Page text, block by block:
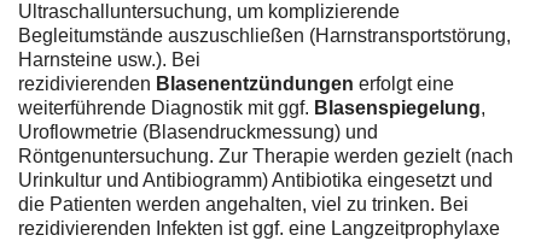
Ultraschalluntersuchung, um komplizierende
Begleitumstände auszuschließen (Harnstransportstörung,
Harnsteine usw.). Bei
rezidivierenden Blasenentzündungen erfolgt eine
weiterführende Diagnostik mit ggf. Blasenspiegelung,
Uroflowmetrie (Blasendruckmessung) und
Röntgenuntersuchung. Zur Therapie werden gezielt (nach
Urinkultur und Antibiogramm) Antibiotika eingesetzt und
die Patienten werden angehalten, viel zu trinken. Bei
rezidivierenden Infekten ist ggf. eine Langzeitprophylaxe